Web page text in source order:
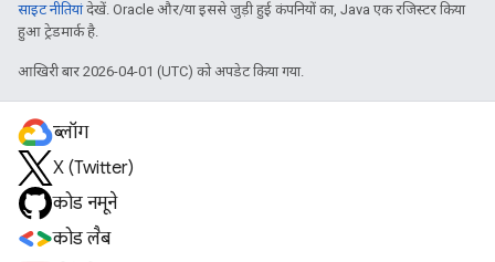
साइट नीतियांदेखें. Oracle और/या इससे जुड़ी हुई कंपनियों का, Java एक रजिस्टर किया
हुआ ट्रेडमार्क है.
आखिरी बार 2026-04-01 (UTC) को अपडेट किया गया.
ब्लॉग
X (Twitter)
कोड नमूने
कोड लैब